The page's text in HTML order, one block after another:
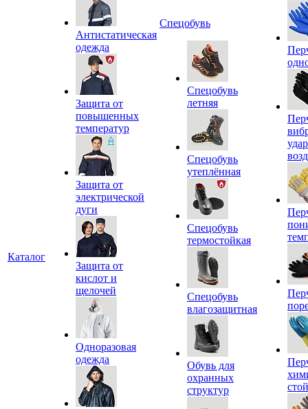
Каталог
Антистатическая
одежда
Защита от
повышенных
температур
Защита от
электрической
дуги
Защита от
кислот и
щелочей
Одноразовая
одежда
Спецобувь
Спецобувь
летняя
Спецобувь
утеплённая
Спецобувь
термостойкая
Спецобувь
влагозащитная
Обувь для
охранных
структур